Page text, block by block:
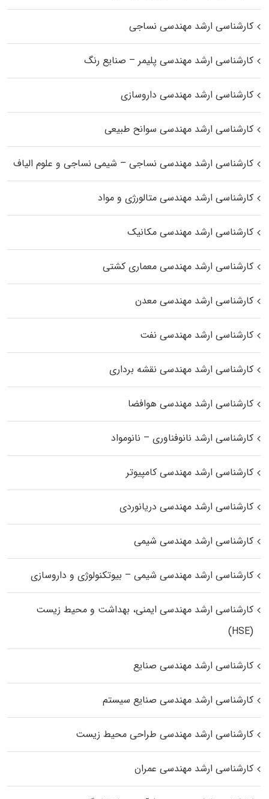
کارشناسی ارشد مهندسی نساجی
کارشناسی ارشد مهندسی پلیمر – صنایع رنگ
کارشناسی ارشد مهندسی داروسازی
کارشناسی ارشد مهندسی سوانح طبیعی
کارشناسی ارشد مهندسی نساجی – شیمی نساجی و علوم الیاف
کارشناسی ارشد مهندسی متالورژی و مواد
کارشناسی ارشد مهندسی مکانیک
کارشناسی ارشد مهندسی معماری کشتی
کارشناسی ارشد مهندسی معدن
کارشناسی ارشد مهندسی نفت
کارشناسی ارشد مهندسی نقشه برداری
کارشناسی ارشد مهندسی هوافضا
کارشناسی ارشد نانوفناوری – نانومواد
کارشناسی ارشد مهندسی کامپیوتر
کارشناسی ارشد مهندسی دریانوردی
کارشناسی ارشد مهندسی شیمی
کارشناسی ارشد مهندسی شیمی – بیوتکنولوژی و داروسازی
کارشناسی ارشد مهندسی ایمنی، بهداشت و محیط زیست
(HSE)
کارشناسی ارشد مهندسی صنایع
کارشناسی ارشد مهندسی صنایع سیستم
کارشناسی ارشد مهندسی طراحی محیط زیست
کارشناسی ارشد مهندسی عمران